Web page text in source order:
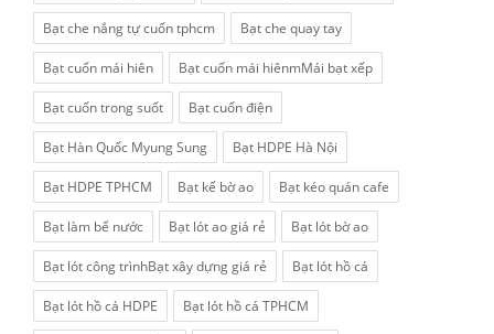
Bạt che nắng tự cuốn tphcm Bạt che quay tay
Bạt cuốn mái hiên Bạt cuốn mái hiênmMái bạt xếp
Bạt cuốn trong suốt Bạt cuốn điện
Bạt Hàn Quốc Myung Sung Bạt HDPE Hà Nội
Bạt HDPE TPHCM Bạt kế bờ ao Bạt kéo quán cafe
Bạt làm bể nước Bạt lót ao giá rẻ Bạt lót bờ ao
Bạt lót công trìnhBạt xây dựng giá rẻ Bạt lót hồ cá
Bạt lót hồ cá HDPE Bạt lót hồ cá TPHCM